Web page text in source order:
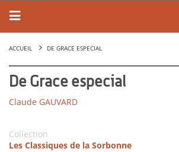
ACCUEIL DE GRACE ESPECIAL
De Grace especial
Claude GAUVARD
Collection
Les Classiques de la Sorbonne